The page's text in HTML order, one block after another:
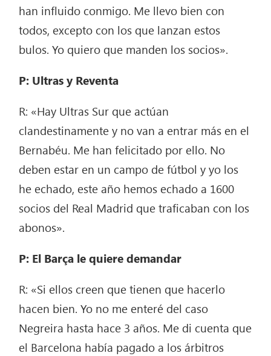
han influido conmigo. Me llevo bien con
todos, excepto con los que lanzan estos
bulos. Yo quiero que manden los socios».
P: Ultras y Reventa
R: «Hay Ultras Sur que actúan
clandestinamente y no van a entrar más en el
Bernabéu. Me han felicitado por ello. No
deben estar en un campo de fútbol y yo los
he echado, este año hemos echado a 1600
socios del Real Madrid que traficaban con los
abonos».
P: El Barça le quiere demandar
R: «Si ellos creen que tienen que hacerlo
hacen bien. Yo no me enteré del caso
Negreira hasta hace 3 años. Me di cuenta que
el Barcelona había pagado a los árbitros